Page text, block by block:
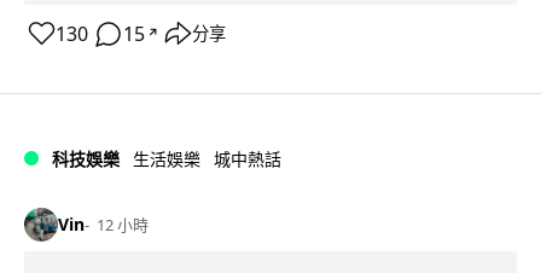
130 15 ↗ 分享
科技娛樂 生活娛樂 城中熱話
Vin 12 小時